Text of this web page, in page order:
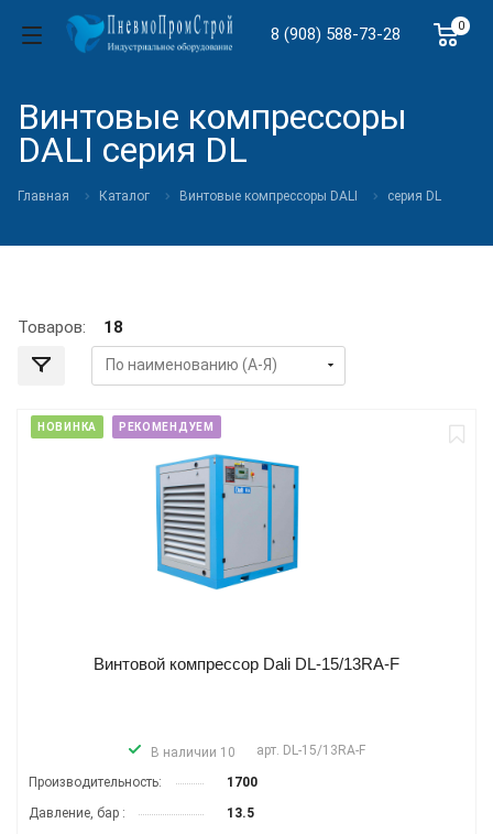
0
8 (908) 588-73-28
Винтовые компрессоры
DALI cерия DL
Главная Каталог Винтовые компрессоры DALI cерия DL
Товаров: 18
НОВИНКА РЕКОМЕНДУЕМ
Винтовой компрессор Dali DL-15/13RA-F
В наличии 10 арт. DL-15/13RA-F
Производитель­ность:
1700
Давление, бар :
13.5